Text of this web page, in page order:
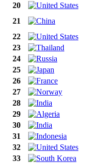
20
21
22
23
24
25
26
27
28
29
30
31
32
33